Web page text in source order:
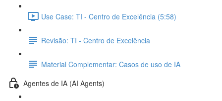
Use Case: TI - Centro de Excelência (5:58)
Revisão: TI - Centro de Excelência
Material Complementar: Casos de uso de IA
Agentes de IA (AI Agents)